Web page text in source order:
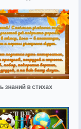
знаний в стихах